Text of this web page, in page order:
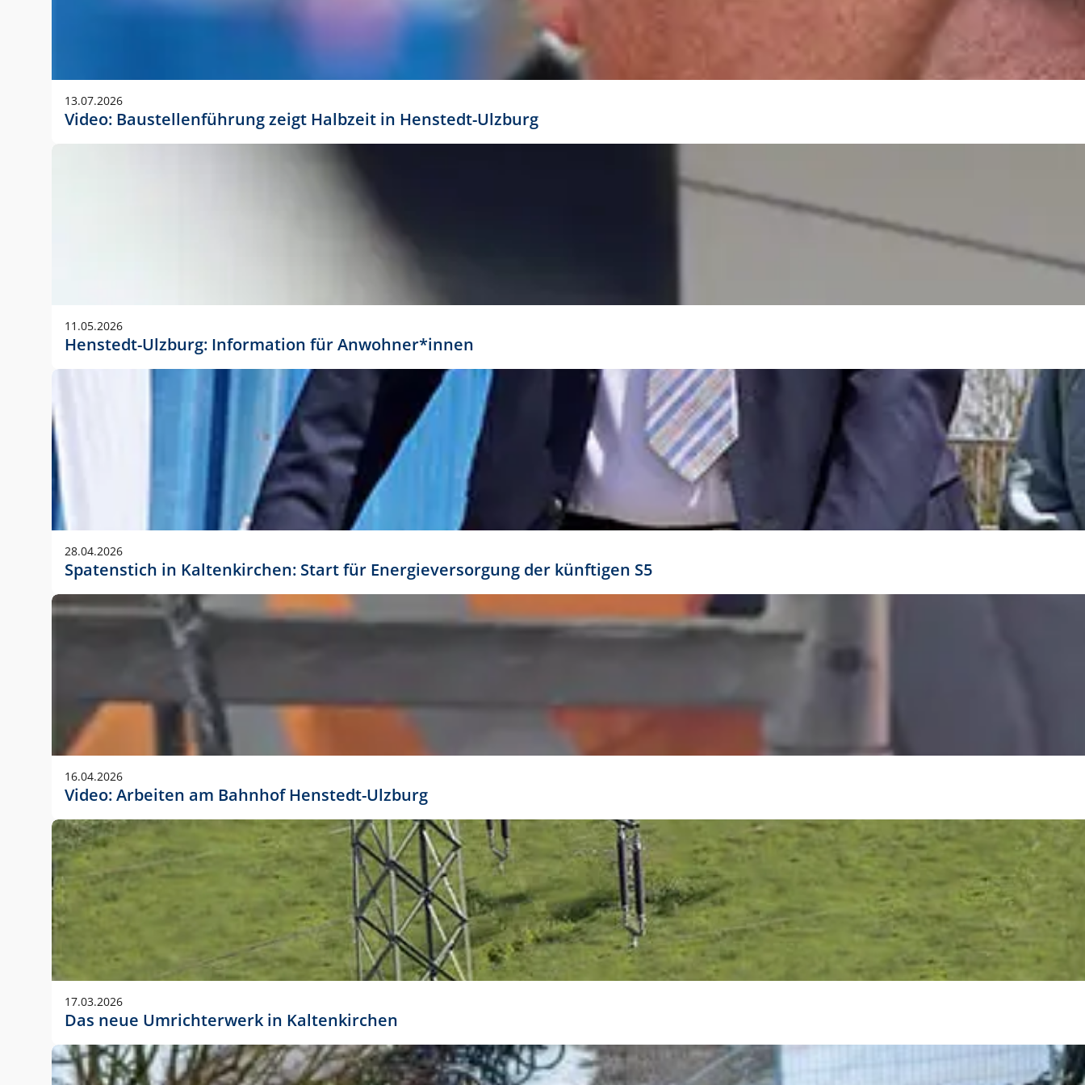
Anwendungsgröße im Layout:
Die Logohöhe beträgt 4 – 10 % der jeweiligen Formathöhe. Daraus ergeben sich für gängige Formate
folgende fest definierte Anwendungsgrößen im Layout:
DIN A3 – 15 mm hoch (5 %)
DIN A1 – 39 mm hoch (5 %)
DIN lang – 10 mm hoch (5 %)
1080 x 1080 px – 78 px hoch (7 %)
In Ausnahmefällen darf das Logo jedoch auch größer oder kleiner gesetzt werden. Dazu bedarf es jedoch
stets der vorherigen Absprache mit der Marketingabteilung.
13.07.2026
Video: Baustellenführung zeigt Halbzeit in Henstedt-Ulzburg
11.05.2026
Henstedt-Ulzburg: Information für Anwohner*innen
28.04.2026
Spatenstich in Kaltenkirchen: Start für Energieversorgung der künftigen S5
16.04.2026
Video: Arbeiten am Bahnhof Henstedt-Ulzburg
17.03.2026
Das neue Umrichterwerk in Kaltenkirchen